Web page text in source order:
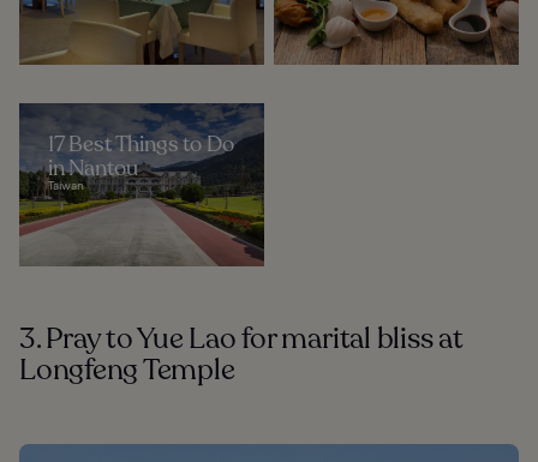
17 Best Things to Do
in Nantou
Taiwan
3. Pray to Yue Lao for marital bliss at
Longfeng Temple